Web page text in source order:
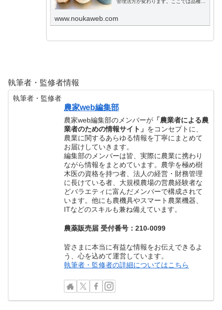
ます。
www.noukaweb.com
執筆者・監修者情報
執筆者・監修者
農家web編集部
農家web編集部のメンバーが 「農業者による農
業者のための情報サイト」 をコンセプトに、
農業に関するあらゆる情報を丁寧にまとめて
お届けしていきます。
編集部のメンバーは皆、実際に農業に携わり
ながら情報をまとめています。農学を極め樹
木医の資格を持つ者、法人の経営・財務管理
に長けている者、大規模農場の営農経験者な
どバラエティに富んだメンバーで構成されて
います。他にも農機具やスマート農業機器、
ITなどのスキルも兼ね備えています。
農薬販売届 受付番号：210-0099
皆さまに本当に有益な情報をお伝えできるよ
う、心を込めて運営しています。
執筆者・監修者の詳細についてはこちら